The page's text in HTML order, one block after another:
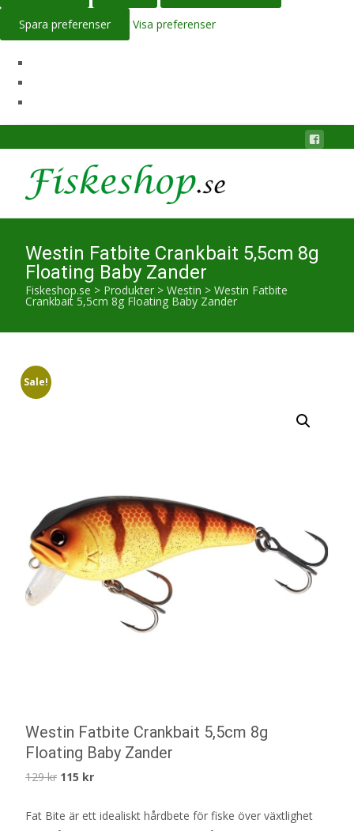
Spara preferenser Visa preferenser
Westin Fatbite Crankbait 5,5cm 8g
Floating Baby Zander
Fiskeshop.se > Produkter > Westin > Westin Fatbite
Crankbait 5,5cm 8g Floating Baby Zander
Sale!
Westin Fatbite Crankbait 5,5cm 8g
Floating Baby Zander
129kr Det
priset
115 krDet
priset
Fat Bite är ett idealiskt hårdbete för fiske över växtlighet